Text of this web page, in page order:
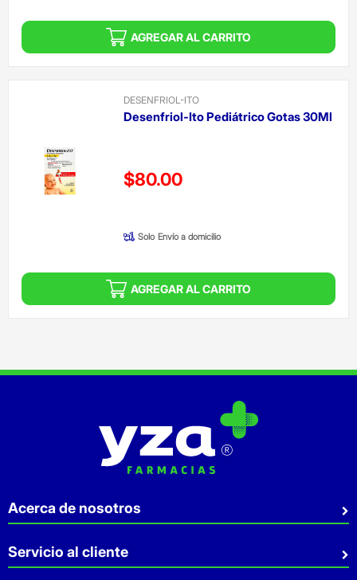
AGREGAR AL CARRITO
DESENFRIOL-ITO
Desenfriol-Ito Pediátrico Gotas 30Ml
Precio reducido de
$80.00
Solo Envío a domicilio
AGREGAR AL CARRITO
Acerca de nosotros
Quiénes somos
Sostenibilidad
Servicio al cliente